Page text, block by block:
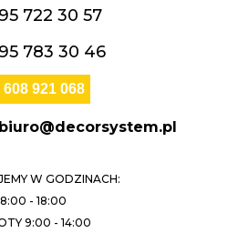
95 722 30 57
95 783 30 46
608 921 068
biuro@decorsystem.pl
W GODZINACH:
- 18:00
9:00 - 14:00